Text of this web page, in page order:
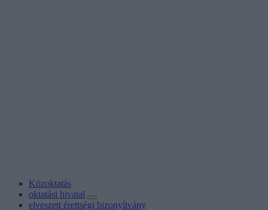
Közoktatás
oktatási hivatal
elveszett érettségi bizonyítvány